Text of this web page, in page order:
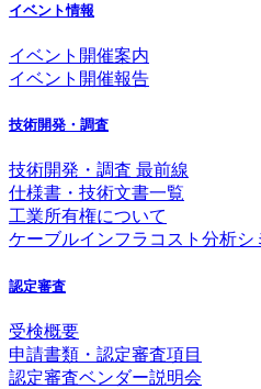
イベント情報
イベント開催案内
イベント開催報告
技術開発・調査
技術開発・調査 最前線
仕様書・技術文書一覧
工業所有権について
ケーブルインフラコスト分析シ
認定審査
受検概要
申請書類・認定審査項目
認定審査ベンダー説明会